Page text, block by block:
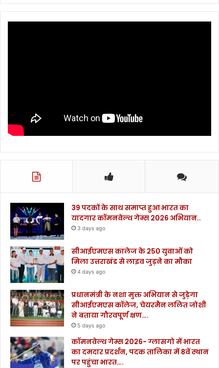
39 पदकों के साथ समाप्त हुआ भारत का
यादगार कॉमनवेल्थ गेम्स 2026 अभियान..
3 days ago
सीआईएमएस कालेज के 250 युवाओं को
मिला उत्तराखंड से लाइव जुड़ने का मौका
4 days ago
प्रधानमंत्री के नशा मुक्त अभियान से जुड़ेगा
सीआईएमएस कॉलेज, चेयरमैन ललित जोशी
ने बताया गौरवपूर्ण क्षण….
5 days ago
कॉमनवेल्थ गेम्स 2026- ग्लासगो में भारत
का दमदार प्रदर्शन, पदक तालिका में 8वें स्थान
पर पहुंचा भारत….